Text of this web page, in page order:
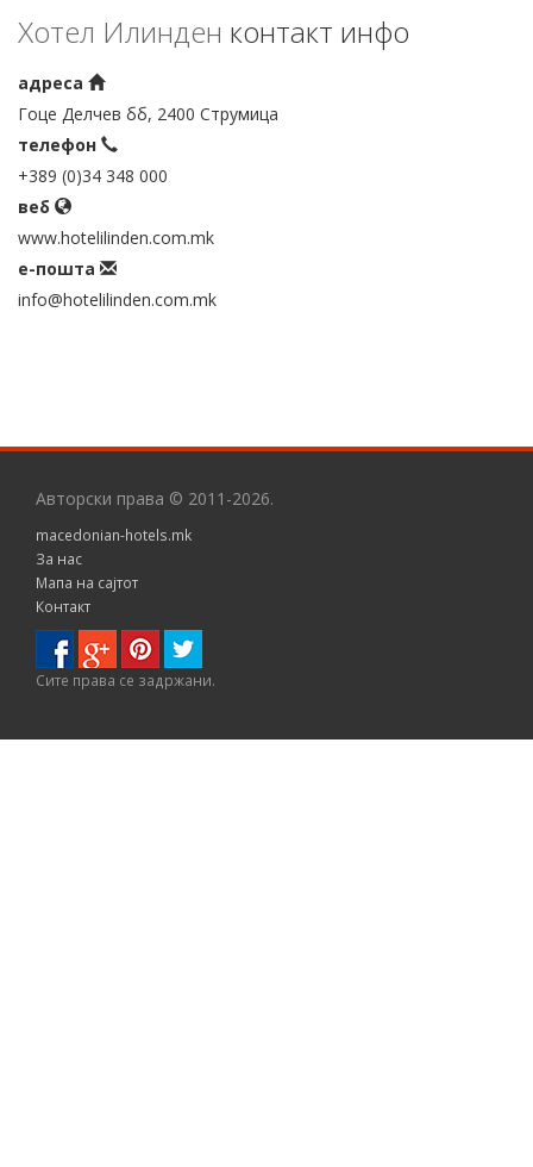
Хотел Илинден контакт инфо
адреса
Гоце Делчев бб, 2400 Струмица
телефон
+389 (0)34 348 000
веб
www.hotelilinden.com.mk
е-пошта
info@hotelilinden.com.mk
Авторски права © 2011-2026.
macedonian-hotels.mk
За нас
Мапа на сајтот
Контакт
Сите правa се задржани.